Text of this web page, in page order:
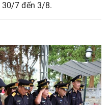
30/7 đến 3/8.